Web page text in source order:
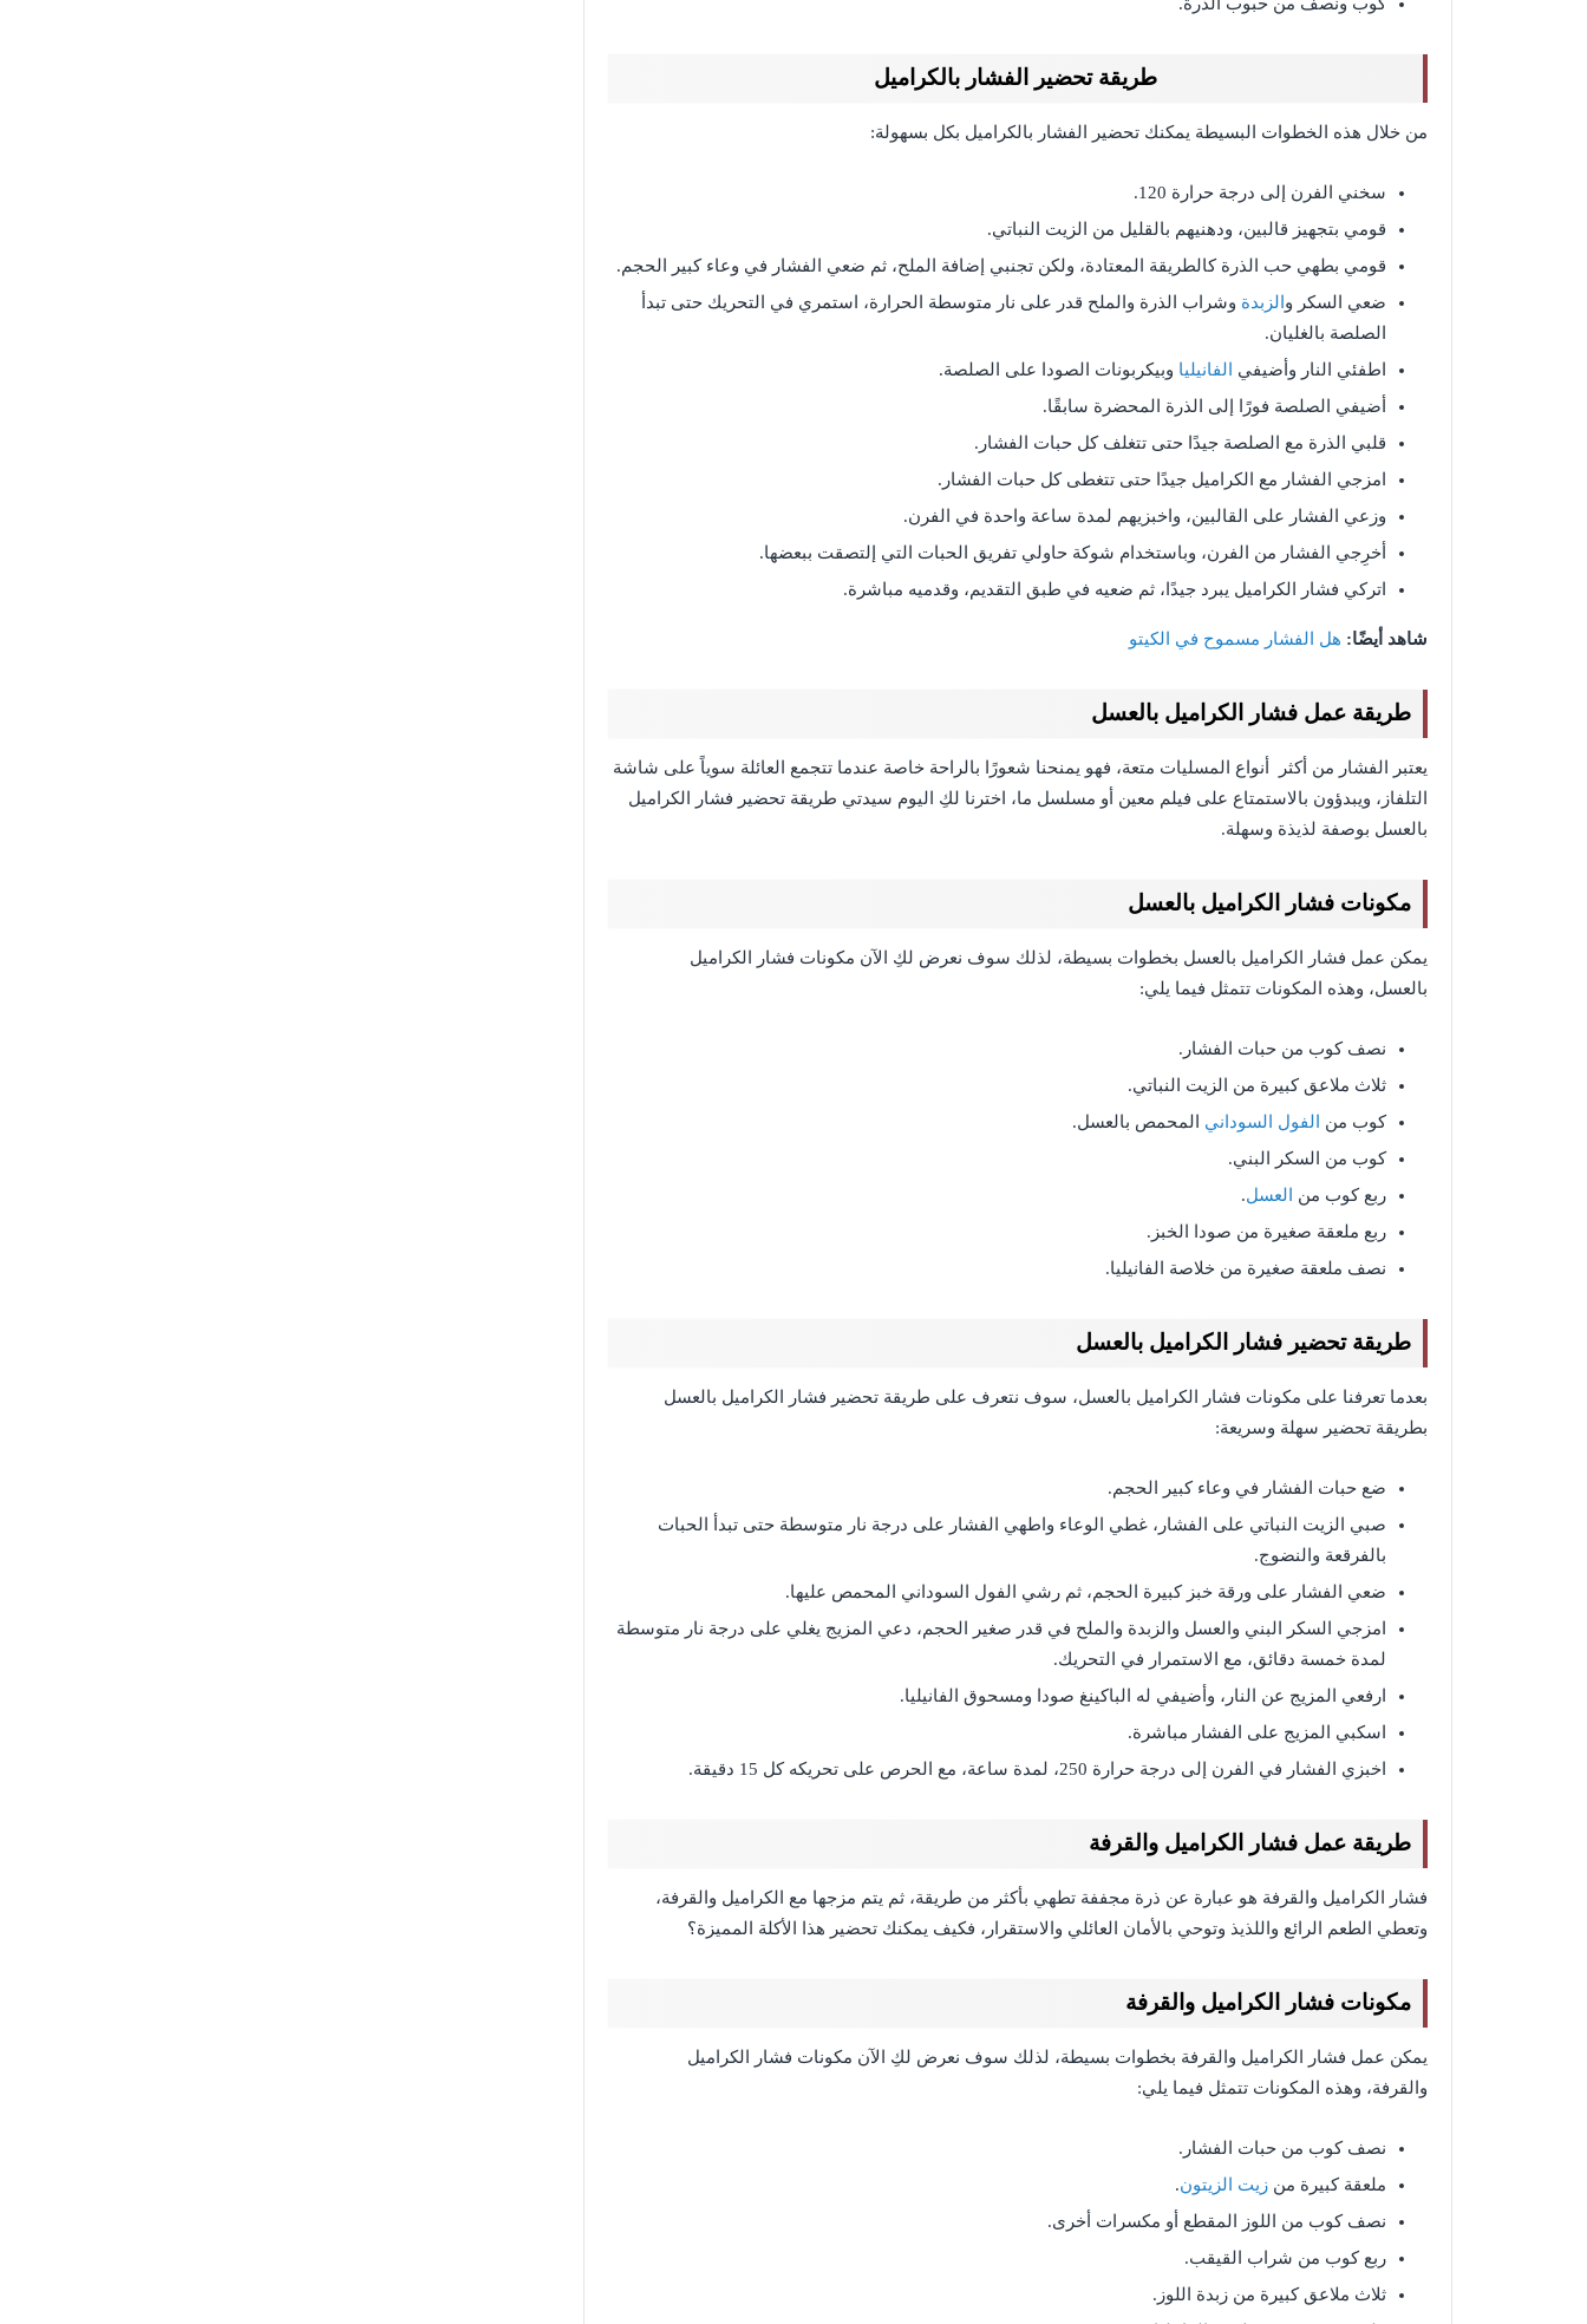
طريقة تحضير الفشار بالكراميل
من خلال هذه الخطوات البسيطة يمكنك تحضير الفشار بالكراميل بكل بسهولة:
سخني الفرن إلى درجة حرارة 120.
قومي بتجهيز قالبين، ودهنيهم بالقليل من الزيت النباتي.
قومي بطهي حب الذرة كالطريقة المعتادة، ولكن تجنبي إضافة الملح، ثم ضعي الفشار في وعاء كبير الحجم.
ضعي السكر و الزبدة وشراب الذرة والملح قدر على نار متوسطة الحرارة، استمري في التحريك حتى تبدأ
الصلصة بالغليان.
اطفئي النار وأضيفي
الفانيليا وبيكربونات الصودا على الصلصة.
أضيفي الصلصة فورًا إلى الذرة المحضرة سابقًا.
قلبي الذرة مع الصلصة جيدًا حتى تتغلف كل حبات الفشار.
امزجي الفشار مع الكراميل جيدًا حتى تتغطى كل حبات الفشار.
وزعي الفشار على القالبين، واخبزيهم لمدة ساعة واحدة في الفرن.
أخرِجي الفشار من الفرن، وباستخدام شوكة حاولي تفريق الحبات التي إلتصقت ببعضها.
اتركي فشار الكراميل يبرد جيدًا، ثم ضعيه في طبق التقديم، وقدميه مباشرة.
شاهد أيضًا: هل الفشار مسموح في الكيتو
طريقة عمل فشار الكراميل بالعسل
يعتبر الفشار من أكثر أنواع المسليات متعة، فهو يمنحنا شعورًا بالراحة خاصة عندما تتجمع العائلة سوياً على شاشة
التلفاز، ويبدؤون بالاستمتاع على فيلم معين أو مسلسل ما، اخترنا لكِ اليوم سيدتي طريقة تحضير فشار الكراميل
بالعسل بوصفة لذيذة وسهلة.
مكونات فشار الكراميل بالعسل
يمكن عمل فشار الكراميل بالعسل بخطوات بسيطة، لذلك سوف نعرض لكِ الآن مكونات فشار الكراميل
بالعسل، وهذه المكونات تتمثل فيما يلي:
نصف كوب من حبات الفشار.
ثلاث ملاعق كبيرة من الزيت النباتي.
كوب من الفول السوداني المحمص بالعسل.
كوب من السكر البني.
ربع كوب من
العسل.
ربع ملعقة صغيرة من صودا الخبز.
نصف ملعقة صغيرة من خلاصة الفانيليا.
طريقة تحضير فشار الكراميل بالعسل
بعدما تعرفنا على مكونات فشار الكراميل بالعسل، سوف نتعرف على طريقة تحضير فشار الكراميل بالعسل
بطريقة تحضير سهلة وسريعة:
ضع حبات الفشار في وعاء كبير الحجم.
صبي الزيت النباتي على الفشار، غطي الوعاء واطهي الفشار على درجة نار متوسطة حتى تبدأ الحبات
بالفرقعة والنضوج.
ضعي الفشار على ورقة خبز كبيرة الحجم، ثم رشي الفول السوداني المحمص عليها.
امزجي السكر البني والعسل والزبدة والملح في قدر صغير الحجم، دعي المزيج يغلي على درجة نار متوسطة
لمدة خمسة دقائق، مع الاستمرار في التحريك.
ارفعي المزيج عن النار، وأضيفي له الباكينغ صودا ومسحوق الفانيليا.
اسكبي المزيج على الفشار مباشرة.
اخبزي الفشار في الفرن إلى درجة حرارة 250، لمدة ساعة، مع الحرص على تحريكه كل 15 دقيقة.
طريقة عمل فشار الكراميل والقرفة
فشار الكراميل والقرفة هو عبارة عن ذرة مجففة تطهي بأكثر من طريقة، ثم يتم مزجها مع الكراميل والقرفة،
وتعطي الطعم الرائع واللذيذ وتوحي بالأمان العائلي والاستقرار، فكيف يمكنك تحضير هذا الأكلة المميزة؟
مكونات فشار الكراميل والقرفة
يمكن عمل فشار الكراميل والقرفة بخطوات بسيطة، لذلك سوف نعرض لكِ الآن مكونات فشار الكراميل
والقرفة، وهذه المكونات تتمثل فيما يلي:
نصف كوب من حبات الفشار.
ملعقة كبيرة من زيت الزيتون.
نصف كوب من اللوز المقطع أو مكسرات أخرى.
ربع كوب من شراب القيقب.
ثلاث ملاعق كبيرة من زبدة اللوز.